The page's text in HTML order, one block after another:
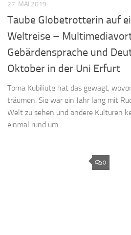
27. MAI 2019
Taube Globetrotterin auf
Weltreise –
Gebärdensprache und
Oktober in der Uni Erfurt
Toma Kubiliute hat das gewagt,
träumen. Sie war ein Jahr lang mit
Welt zu sehen und andere Kulturen
einmal rund um...
0